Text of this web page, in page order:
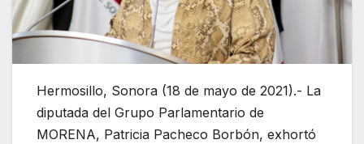
Hermosillo, Sonora (18 de mayo de 2021).- La
diputada del Grupo Parlamentario de
MORENA, Patricia Pacheco Borbón, exhortó